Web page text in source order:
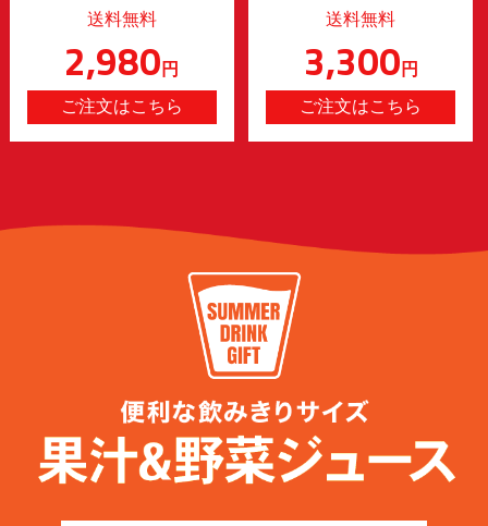
送料無料
2,980円
送料無料
3,300円